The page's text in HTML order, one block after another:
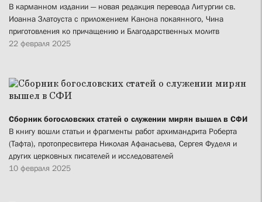
В карманном издании — новая редакция перевода Литургии св.
Иоанна Златоуста с приложением Канона покаянного, Чина
приготовления ко причащению и Благодарственных молитв
22 февраля 2025
Сборник богословских статей о служении мирян вышел в СФИ
В книгу вошли статьи и фрагменты работ архимандрита Роберта
(Тафта), протопресвитера Николая Афанасьева, Сергея Фуделя и
других церковных писателей и исследователей
10 февраля 2025